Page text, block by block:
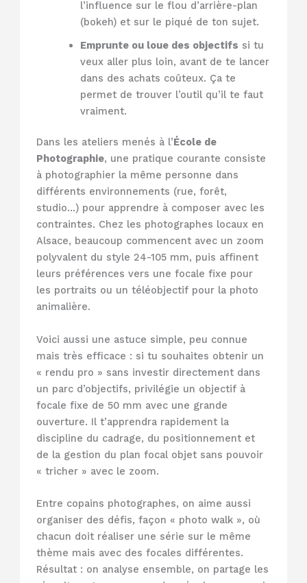
l’influence sur le flou d’arrière-plan
(bokeh) et sur le piqué de ton sujet.
Emprunte ou loue des objectifs si tu
veux aller plus loin, avant de te lancer
dans des achats coûteux. Ça te
permet de trouver l’outil qu’il te faut
vraiment.
Dans les ateliers menés à l’École de
Photographie, une pratique courante consiste
à photographier la même personne dans
différents environnements (rue, forêt,
studio…) pour apprendre à composer avec les
contraintes. Chez les photographes locaux en
Alsace, beaucoup commencent avec un zoom
polyvalent du style 24-105 mm, puis affinent
leurs préférences vers une focale fixe pour
les portraits ou un téléobjectif pour la photo
animalière.
Voici aussi une astuce simple, peu connue
mais très efficace : si tu souhaites obtenir un
« rendu pro » sans investir directement dans
un parc d’objectifs, privilégie un objectif à
focale fixe de 50 mm avec une grande
ouverture. Il t’apprendra rapidement la
discipline du cadrage, du positionnement et
de la gestion du plan focal objet sans pouvoir
« tricher » avec le zoom.
Entre copains photographes, on aime aussi
organiser des défis, façon « photo walk », où
chacun doit réaliser une série sur le même
thème mais avec des focales différentes.
Résultat : on analyse ensemble, on partage les